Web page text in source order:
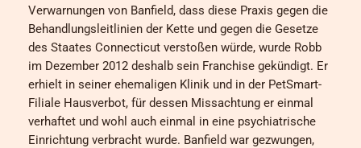
Verwarnungen von Banfield, dass diese Praxis gegen die
Behandlungsleitlinien der Kette und gegen die Gesetze
des Staates Connecticut verstoßen würde, wurde Robb
im Dezember 2012 deshalb sein Franchise gekündigt. Er
erhielt in seiner ehemaligen Klinik und in der PetSmart-
Filiale Hausverbot, für dessen Missachtung er einmal
verhaftet und wohl auch einmal in eine psychiatrische
Einrichtung verbracht wurde. Banfield war gezwungen,